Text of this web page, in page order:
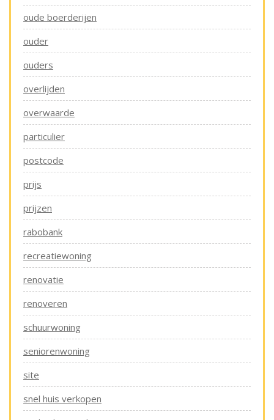
oude boerderijen
ouder
ouders
overlijden
overwaarde
particulier
postcode
prijs
prijzen
rabobank
recreatiewoning
renovatie
renoveren
schuurwoning
seniorenwoning
site
snel huis verkopen